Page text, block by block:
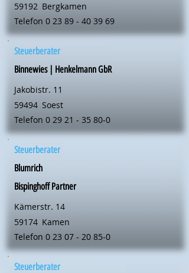
59192 Bergkamen
Telefon 0 23 89 - 40 39 69
Steuerberater
Binnewies | Henkelmann GbR
Jakobistr. 11
59494 Soest
Telefon 0 29 21 - 35 80-0
Steuerberater
Blumrich
Bispinghoff Partner
Kämerstr. 14
59174 Kamen
Telefon 0 23 07 - 20 85-0
Steuerberater